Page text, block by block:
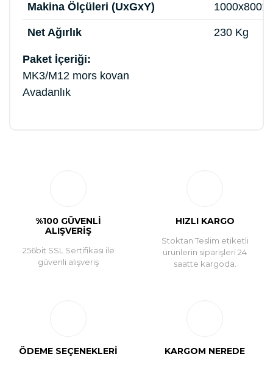
Makina Ölçüleri (UxGxY)
Net Ağırlık 230 Kg
Paket İçeriği:
MK3/M12 mors kovan
Avadanlık
%100 GÜVENLİ
ALIŞVERİŞ
256bit SSL Sertifikası ile
güvenli alışveriş
HIZLI KARGO
Stoktan Teslim etiketli
ürünlerin siparişleri 24
saatte kargoda.
ÖDEME SEÇENEKLERİ KARGOM NEREDE